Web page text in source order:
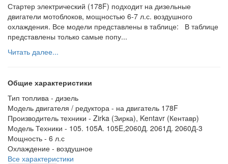
Стартер электрический (178F) подходит на дизельные
двигатели мотоблоков, мощностью 6-7 л.с. воздушного
охлаждения. Все модели представлены в таблице: В таблице
представлены только самые попу...
Читать далее...
Общие характеристики
Тип топлива - дизель
Модель двигателя / редуктора - на двигатель 178F
Производитель техники - Zirka (Зирка), Kentavr (Кентавр)
Модель Техники - 105. 105A. 105E,2060Д. 2061Д. 2060Д-3
Мощность - 6 л.с
Охлаждение - воздушное
Все характеристики